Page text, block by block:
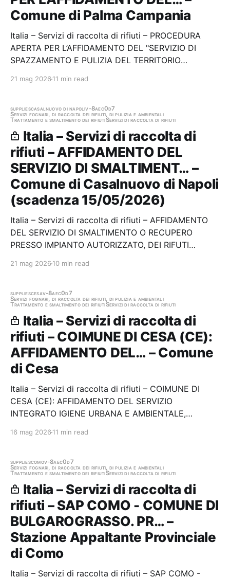
Comune di Palma Campania
Italia – Servizi di raccolta di rifiuti – PROCEDURA
APERTA PER L’AFFIDAMENTO DEL "SERVIZIO DI
SPAZZAMENTO E PULIZIA DEL TERRITORIO
DEI CAM ADOTTATI CON DECRETO DEL MINISTERO
MANUTENZIONE DEL VERDE” - CUP:…
21 mag 2026 11 min read
suppliescasalnuovo di napoliv-8aec0d7
Servizi fognari, di raccolta dei rifiuti, di pulizia e ambientali
Trattamento e smaltimento dei rifiutiServizi di raccolta di rifiuti
Italia – Servizi di raccolta di
rifiuti – AFFIDAMENTO DEL
SERVIZIO DI SMALTIMENT… –
Comune di Casalnuovo di Napoli
(scadenza 15/05/2026)
Italia – Servizi di raccolta di rifiuti – AFFIDAMENTO
DEL SERVIZIO DI SMALTIMENTO O RECUPERO
PRESSO IMPIANTO AUTORIZZATO, DEI RIFUTI
(RIFIUTI BIODEGRADABILI DI CUCINE E MENSE)
CASALNUOVO DI NAPOLI PER LA DURATA DI 12
MESI…
21 mag 2026 10 min read
suppliescesav-8aec0d7
Servizi fognari, di raccolta dei rifiuti, di pulizia e ambientali
Trattamento e smaltimento dei rifiutiServizi di raccolta di rifiuti
Italia – Servizi di raccolta di
rifiuti – COIMUNE DI CESA (CE):
AFFIDAMENTO DEL… – Comune
di Cesa
Italia – Servizi di raccolta di rifiuti – COIMUNE DI
CESA (CE): AFFIDAMENTO DEL SERVIZIO
INTEGRATO IGIENE URBANA E AMBIENTALE,
TRASPORTO, IL RECUPERO E CONFERIMENTO DEI
DIFFERENZIATA, LO SPAZZAMENTO (MANUALE E…
16 mag 2026 11 min read
suppliescomov-8aec0d7
Servizi fognari, di raccolta dei rifiuti, di pulizia e ambientali
Trattamento e smaltimento dei rifiutiServizi di raccolta di rifiuti
Italia – Servizi di raccolta di
rifiuti – SAP COMO - COMUNE DI
BULGAROGRASSO. PR… –
Stazione Appaltante Provinciale
di Como
Italia – Servizi di raccolta di rifiuti – SAP COMO -